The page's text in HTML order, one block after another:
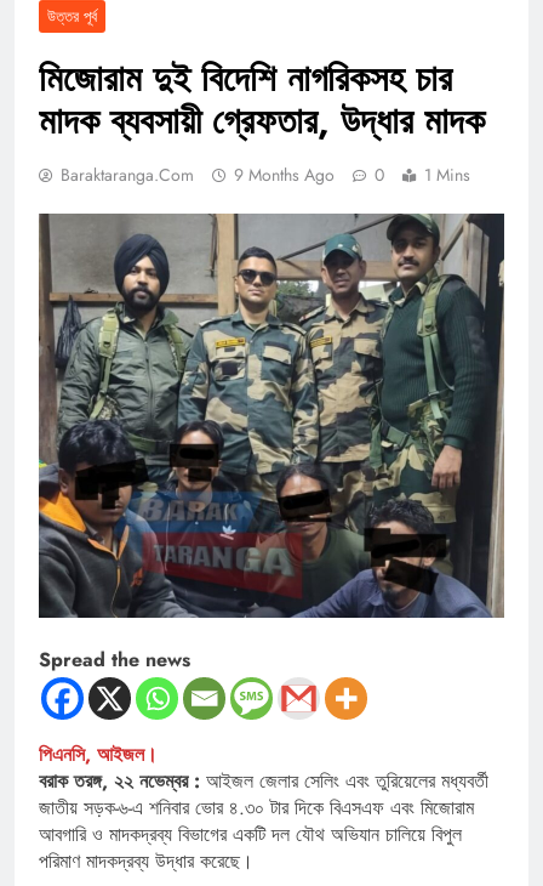
উত্তর পূর্ব
মিজোরাম দুই বিদেশি নাগরিকসহ চার
মাদক ব্যবসায়ী গ্রেফতার, উদ্ধার মাদক
Baraktaranga.com 9 Months Ago 0 1 Mins
Spread the news
পিএনসি, আইজল।
বরাক তরঙ্গ, ২২ নভেম্বর : আইজল জেলার সেলিং এবং তুরিয়েলের মধ্যবর্তী
জাতীয় সড়ক-৬-এ শনিবার ভোর ৪.৩০ টার দিকে বিএসএফ এবং মিজোরাম
আবগারি ও মাদকদ্রব্য বিভাগের একটি দল যৌথ অভিযান চালিয়ে বিপুল
পরিমাণ মাদকদ্রব্য উদ্ধার করেছে।